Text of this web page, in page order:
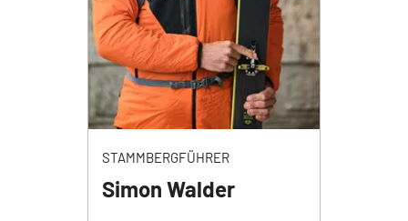
STAMMBERGFÜHRER
Simon Walder